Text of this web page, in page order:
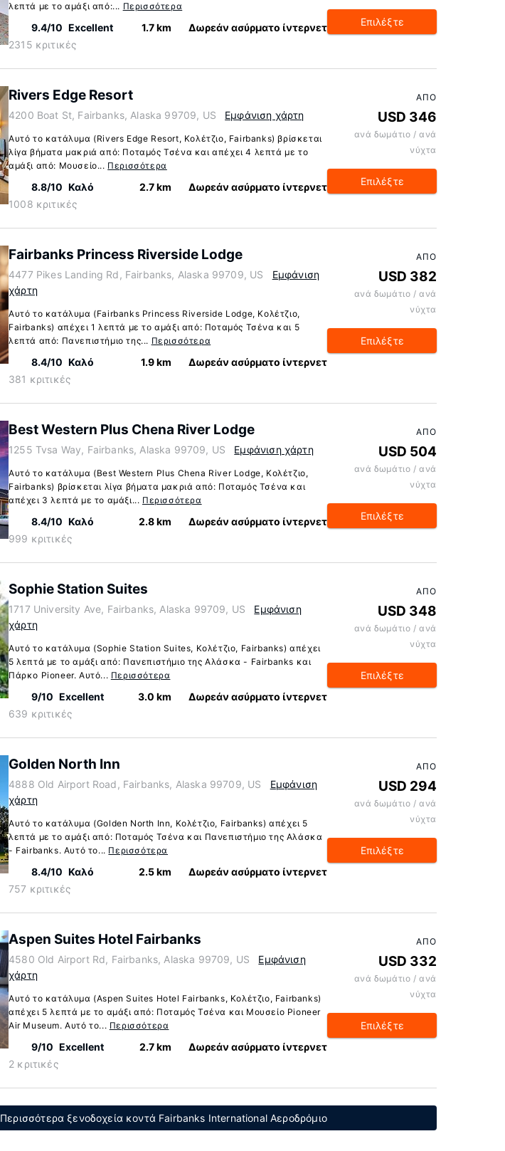
λεπτά με το αμάξι από:... Περισσότερα
9.4/10 Excellent
2315 κριτικές
1.7 km Δωρεάν ασύρματο ίντερνετ Επιλέξτε
Rivers Edge Resort
4200 Boat St, Fairbanks, Alaska 99709, US Εμφάνιση χάρτη
Αυτό το κατάλυμα (Rivers Edge Resort, Κολέτζιο, Fairbanks) βρίσκεται
λίγα βήματα μακριά από: Ποταμός Τσένα και απέχει 4 λεπτά με το
αμάξι από: Μουσείο... Περισσότερα
8.8/10 Καλό
1008 κριτικές
2.7 km Δωρεάν ασύρματο ίντερνετ
ΑΠΌ
USD 346
ανά δωμάτιο / ανά
νύχτα
Επιλέξτε
Fairbanks Princess Riverside Lodge
4477 Pikes Landing Rd, Fairbanks, Alaska 99709, US
Εμφάνιση
χάρτη
Αυτό το κατάλυμα (Fairbanks Princess Riverside Lodge, Κολέτζιο,
Fairbanks) απέχει 1 λεπτά με το αμάξι από: Ποταμός Τσένα και 5
λεπτά από: Πανεπιστήμιο της... Περισσότερα
8.4/10 Καλό
381 κριτικές
1.9 km Δωρεάν ασύρματο ίντερνετ
ΑΠΌ
USD 382
ανά δωμάτιο / ανά
νύχτα
Επιλέξτε
Best Western Plus Chena River Lodge
1255 Tvsa Way, Fairbanks, Alaska 99709, US Εμφάνιση χάρτη
Αυτό το κατάλυμα (Best Western Plus Chena River Lodge, Κολέτζιο,
Fairbanks) βρίσκεται λίγα βήματα μακριά από: Ποταμός Τσένα και
απέχει 3 λεπτά με το αμάξι... Περισσότερα
8.4/10 Καλό
999 κριτικές
2.8 km Δωρεάν ασύρματο ίντερνετ
ΑΠΌ
USD 504
ανά δωμάτιο / ανά
νύχτα
Επιλέξτε
Sophie Station Suites
1717 University Ave, Fairbanks, Alaska 99709, US
Εμφάνιση
χάρτη
Αυτό το κατάλυμα (Sophie Station Suites, Κολέτζιο, Fairbanks) απέχει
5 λεπτά με το αμάξι από: Πανεπιστήμιο της Αλάσκα - Fairbanks και
Πάρκο Pioneer. Αυτό... Περισσότερα
9/10 Excellent
639 κριτικές
3.0 km Δωρεάν ασύρματο ίντερνετ
ΑΠΌ
USD 348
ανά δωμάτιο / ανά
νύχτα
Επιλέξτε
Golden North Inn
4888 Old Airport Road, Fairbanks, Alaska 99709, US
Εμφάνιση
χάρτη
Αυτό το κατάλυμα (Golden North Inn, Κολέτζιο, Fairbanks) απέχει 5
λεπτά με το αμάξι από: Ποταμός Τσένα και Πανεπιστήμιο της Αλάσκα
- Fairbanks. Αυτό το... Περισσότερα
8.4/10 Καλό
757 κριτικές
2.5 km Δωρεάν ασύρματο ίντερνετ
ΑΠΌ
USD 294
ανά δωμάτιο / ανά
νύχτα
Επιλέξτε
Aspen Suites Hotel Fairbanks
4580 Old Airport Rd, Fairbanks, Alaska 99709, US
Εμφάνιση
χάρτη
Αυτό το κατάλυμα (Aspen Suites Hotel Fairbanks, Κολέτζιο, Fairbanks)
απέχει 5 λεπτά με το αμάξι από: Ποταμός Τσένα και Μουσείο Pioneer
Air Museum. Αυτό το... Περισσότερα
9/10 Excellent
2 κριτικές
2.7 km Δωρεάν ασύρματο ίντερνετ
ΑΠΌ
USD 332
ανά δωμάτιο / ανά
νύχτα
Επιλέξτε
Περισσότερα ξενοδοχεία κοντά Fairbanks International Αεροδρόμιο